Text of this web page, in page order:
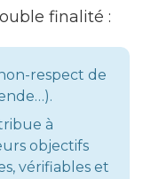
finalité :
respect de
à
objectifs
vérifiables et